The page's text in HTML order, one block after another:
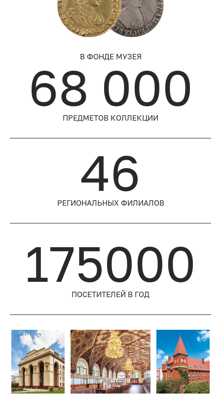
В ФОНДЕ МУЗЕЯ
68 000
ПРЕДМЕТОВ КОЛЛЕКЦИИ
46
РЕГИОНАЛЬНЫХ ФИЛИАЛОВ
175000
ПОСЕТИТЕЛЕЙ В ГОД